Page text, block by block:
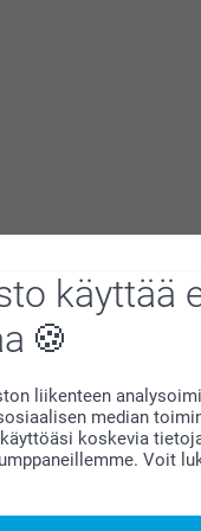
käyttää
liikenteen
median
koskevia
Voit